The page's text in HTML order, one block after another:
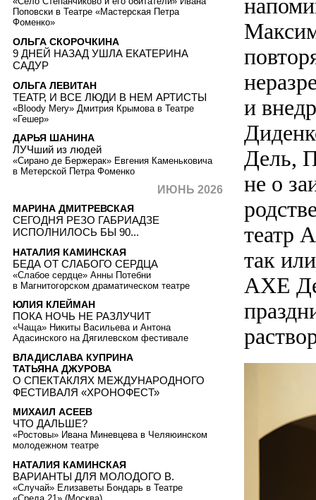
и
Дель,
не о
театр
так
АХЕ
Поповски в Театре «Мастерская Петра
Фоменко»
ОЛЬГА СКОРОЧКИНА
9 ДНЕЙ НАЗАД УШЛА ЕКАТЕРИНА
САДУР
ОЛЬГА ЛЕВИТАН
ТЕАТР, И ВСЕ ЛЮДИ В НЕМ АРТИСТЫ
«Bloody Mery» Дмитрия Крымова в Театре
«Гешер»
ДАРЬЯ ШАНИНА
ЛУЧший из людей
«Сирано де Бержерак» Евгения Каменьковича
в Метерской Петра Фоменко
ИЮНЬ 2026
МАРИНА ДМИТРЕВСКАЯ
СЕГОДНЯ РЕЗО ГАБРИАДЗЕ
ИСПОЛНИЛОСЬ БЫ 90...
НАТАЛИЯ КАМИНСКАЯ
БЕДА ОТ СЛАБОГО СЕРДЦА
«Слабое сердце» Анны Потебни
в Магнитогорском драматическом театре
ЮЛИЯ КЛЕЙМАН
ПОКА НОЧЬ НЕ РАЗЛУЧИТ
«Чаща» Никиты Васильева и Антона
Адасинского на Дягилевском фестивале
ВЛАДИСЛАВА КУПРИНА
ТАТЬЯНА ДЖУРОВА
О СПЕКТАКЛЯХ МЕЖДУНАРОДНОГО
ФЕСТИВАЛЯ «ХРОНОФЕСТ»
МИХАИЛ АСЕЕВ
ЧТО ДАЛЬШЕ?
«Ростовы» Ивана Миневцева в Челяюинском
молодежном театре
НАТАЛИЯ КАМИНСКАЯ
ВАРИАНТЫ ДЛЯ МОЛОДОГО В.
«Случай» Елизаветы Бондарь в Театре